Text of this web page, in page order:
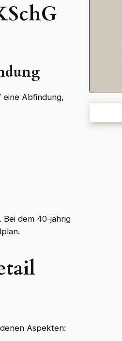
eine Abfindung,
. Bei dem 40-jährig
Aspekten: